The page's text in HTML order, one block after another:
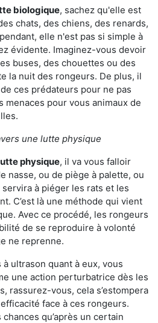
biologique, sachez qu'elle est
chats, des chiens, des renards,
elle n'est pas si simple à
évidente. Imaginez-vous devoir
buses, des chouettes ou des
la nuit des rongeurs. De plus, il
ces prédateurs pour ne pas
pour vous animaux de
une lutte physique
physique, il va vous falloir
nasse, ou de piège à palette, ou
à piéger les rats et les
C’est là une méthode qui vient
Avec ce procédé, les rongeurs
de se reproduire à volonté
ne reprenne.
à ultrason quant à eux, vous
une action perturbatrice dès les
rassurez-vous, cela s’estompera
face à ces rongeurs.
qu’après un certain